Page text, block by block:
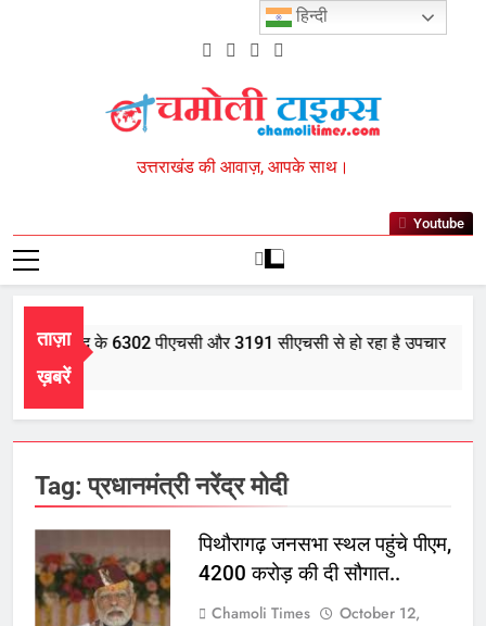
Chamoli Times
उत्तराखंड की आवाज़, आपके साथ।
Youtube
ताज़ा
ख़बरें
में आयुर्वेद के 6302 पीएचसी और 3191 सीएचसी से हो रहा है उपचार
5, 2026
Tag:प्रधानमंत्री नरेंद्र मोदी
पिथौरागढ़ जनसभा स्थल पहुंचे पीएम,
4200 करोड़ की दी सौगात..
Chamoli Times
October 12,
हिन्दी